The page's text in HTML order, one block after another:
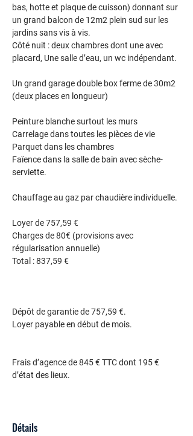
bas, hotte et plaque de cuisson) donnant sur
un grand balcon de 12m2 plein sud sur les
jardins sans vis à vis.
Côté nuit : deux chambres dont une avec
placard, Une salle d’eau, un wc indépendant.
Un grand garage double box ferme de 30m2
(deux places en longueur)
Peinture blanche surtout les murs
Carrelage dans toutes les pièces de vie
Parquet dans les chambres
Faïence dans la salle de bain avec sèche-
serviette.
Chauffage au gaz par chaudière individuelle.
Loyer de 757,59 €
Charges de 80€ (provisions avec
régularisation annuelle)
Total : 837,59 €
Dépôt de garantie de 757,59 €.
Loyer payable en début de mois.
Frais d’agence de 845 € TTC dont 195 €
d’état des lieux.
Détails